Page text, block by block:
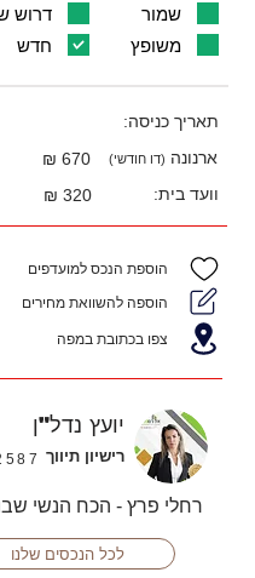
דרוש
שמור
חדש
משופץ
תאריך כניסה:
670 ₪
ארנונה (דו חודשי)
320 ₪ וועד בית:
הוספת הנכס למועדפים
הוספה להשוואת מחירים
צפו בכתובת במפה
יועץ נדל"ן
רישיון תיווך
רחלי פרץ - הכח הנשי
לכל הנכסים שלנו